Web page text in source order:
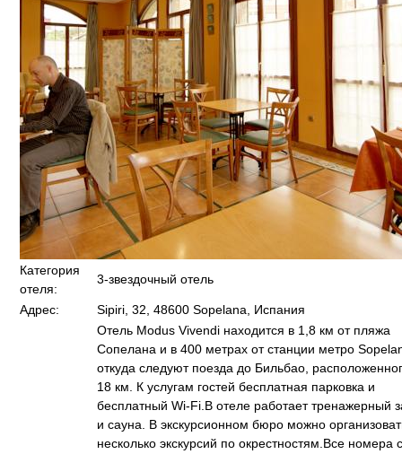
Категория
отеля:
3-звездочный отель
Адрес: Sipiri, 32, 48600 Sopelana, Испания
Отель Modus Vivendi находится в 1,8 км от пляжа
Сопелана и в 400 метрах от станции метро
откуда следуют поезда до Бильбао,
18 км. К услугам гостей бесплатная парковка и
бесплатный Wi-Fi.В отеле работает тренажерный
и сауна. В экскурсионном бюро можно
несколько экскурсий по окрестностям.Все номера с